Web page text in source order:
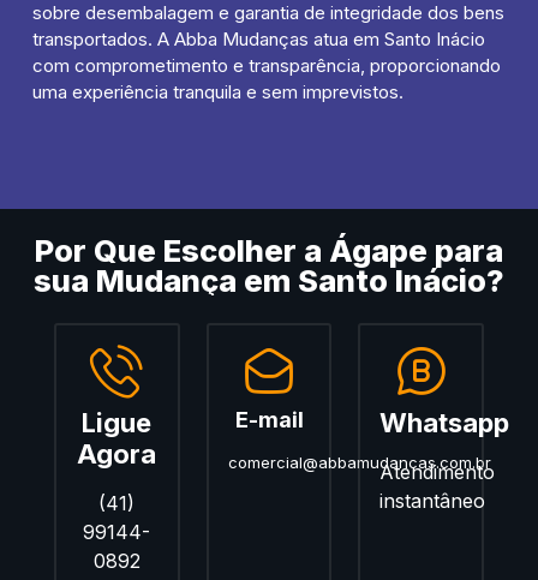
sobre desembalagem e garantia de integridade dos bens
transportados. A Abba Mudanças atua em Santo Inácio
com comprometimento e transparência, proporcionando
uma experiência tranquila e sem imprevistos.
Por Que Escolher a Ágape para
sua Mudança em Santo Inácio?
Ligue
Agora
(41)
99144-
0892
E-mail
comercial@abbamudancas.com.br
Whatsapp
Atendimento
instantâneo